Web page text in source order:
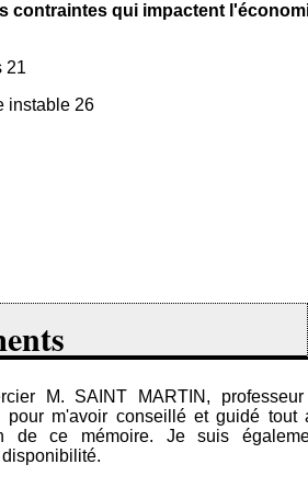
contraintes qui impactent
21
instable 26
M. SAINT MARTIN,
pour m'avoir conseillé et guidé tout
de ce mémoire. Je suis